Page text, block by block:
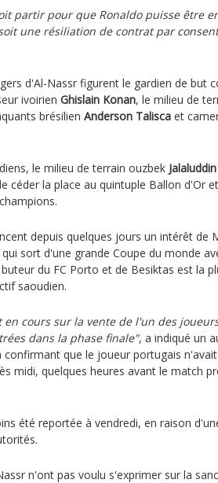
partir pour que Ronaldo puisse être
une résiliation de contrat par
d'Al-Nassr figurent le gardien de but
ivoirien Ghislain Konan, le milieu de
brésilien Anderson Talisca et
le milieu de terrain ouzbek
céder la place au quintuple Ballon d'Or
depuis quelques jours un intérêt de
sort d'une grande Coupe du monde
du FC Porto et de Besiktas est la
saoudien.
en cours sur la vente de l'un des
dans la phase finale", a indiqué un
confirmant que le joueur portugais
midi, quelques heures avant le match
été reportée à vendredi, en raison
n'ont pas voulu s'exprimer sur la